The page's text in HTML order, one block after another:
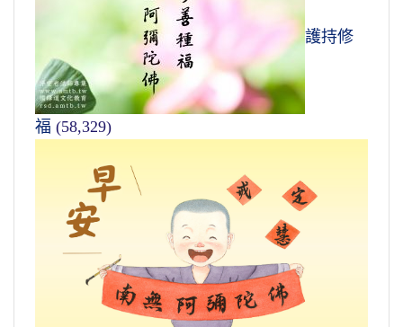
護持修
福 (58,329)